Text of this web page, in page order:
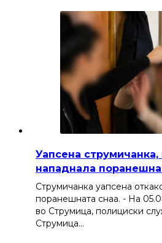
Уапсена струмичанка,
нападнала
Струмичанка уапсена
поранешната снаа. - На
во Струмица, полициски
Струмица…